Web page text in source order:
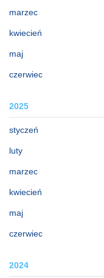
marzec
kwiecień
maj
czerwiec
2025
styczeń
luty
marzec
kwiecień
maj
czerwiec
2024